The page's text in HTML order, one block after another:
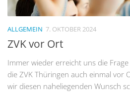
ALLGEMEIN 7. OKTOBER 2024
ZVK vor Ort
Immer wieder erreicht uns die
die ZVK Thüringen auch einmal vor
wir diesen naheliegenden Wunsch